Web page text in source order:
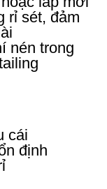
rỉ sét, đảm
nén trong
cái
định